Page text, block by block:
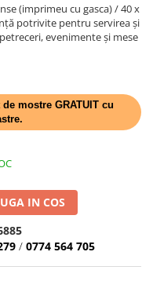
(imprimeu cu gasca) / 40 x
potrivite pentru servirea și
evenimente și mese
mostre GRATUIT cu
IN COS
/ 0774 564 705